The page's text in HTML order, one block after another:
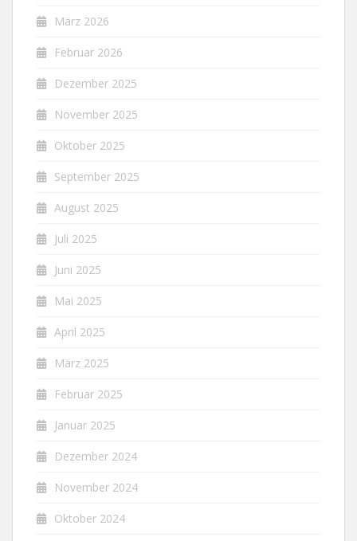
März 2026
Februar 2026
Dezember 2025
November 2025
Oktober 2025
September 2025
August 2025
Juli 2025
Juni 2025
Mai 2025
April 2025
März 2025
Februar 2025
Januar 2025
Dezember 2024
November 2024
Oktober 2024